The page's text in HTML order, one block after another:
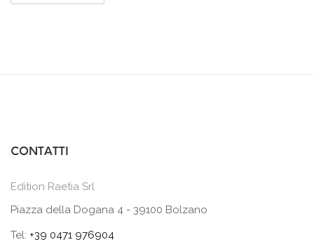
CONTATTI
Edition Raetia Srl
Piazza della Dogana 4 - 39100 Bolzano
Tel: +39 0471 976904